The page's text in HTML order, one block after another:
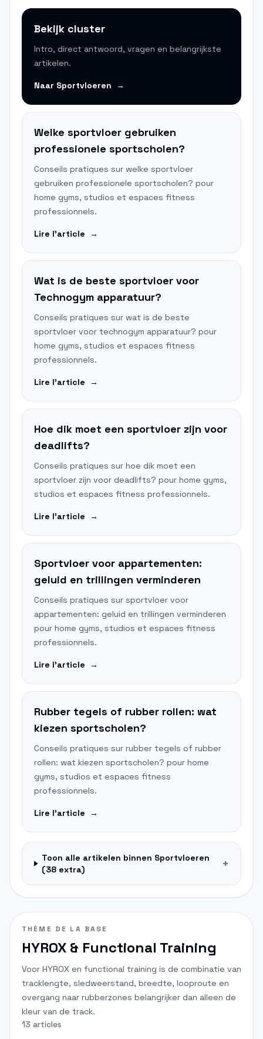
Bekijk cluster
Intro, direct antwoord, vragen en belangrijkste
artikelen.
Naar Sportvloeren →
Welke sportvloer gebruiken
professionele sportscholen?
Conseils pratiques sur welke sportvloer
gebruiken professionele sportscholen? pour
home gyms, studios et espaces fitness
professionnels.
Lire l'article →
Wat is de beste sportvloer voor
Technogym apparatuur?
Conseils pratiques sur wat is de beste
sportvloer voor technogym apparatuur? pour
home gyms, studios et espaces fitness
professionnels.
Lire l'article →
Hoe dik moet een sportvloer zijn voor
deadlifts?
Conseils pratiques sur hoe dik moet een
sportvloer zijn voor deadlifts? pour home gyms,
studios et espaces fitness professionnels.
Lire l'article →
Sportvloer voor appartementen:
geluid en trillingen verminderen
Conseils pratiques sur sportvloer voor
appartementen: geluid en trillingen verminderen
pour home gyms, studios et espaces fitness
professionnels.
Lire l'article →
Rubber tegels of rubber rollen: wat
kiezen sportscholen?
Conseils pratiques sur rubber tegels of rubber
rollen: wat kiezen sportscholen? pour home
gyms, studios et espaces fitness
professionnels.
Lire l'article →
Toon alle artikelen binnen Sportvloeren
(38 extra) +
THÈME DE LA BASE
HYROX & Functional Training
Voor HYROX en functional training is de combinatie van
tracklengte, sledweerstand, breedte, looproute en
overgang naar rubberzones belangrijker dan alleen de
kleur van de track.
13 articles